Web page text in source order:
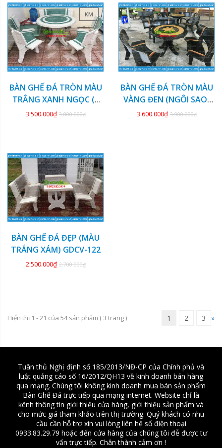
KM
BÀN GHẾ ĐÁ TRÒN MÀU
TRẮNG XANH NGỌC (3
GHẾ) GDCV-124
3.500.000₫ 3.800.000₫
KM
BÀN GHẾ ĐÁ TRÒN MÀU
VÀNG ĐEN (NGÔI SAO)
GDCV-123
3.600.000₫ 3.900.000₫
KM
BÀN GHẾ ĐÁ ĐẸP (MÀU
TRẮNG XÁM) GDCV-122
2.500.000₫ 2.700.000₫
Hiển thị 1 - 21 của 54sản phẩm (3 trang ) 1 2 3 »
Tuân thủ Nghị định số 185/2013/NĐ-CP của Chính phủ và
luật quảng cáo số 16/2012/QH13 về kinh doanh bán hàng
qua mạng. Chúng tôi không kinh doanh mua bán sản phẩm
Bàn Ghế Đá trực tiếp qua mạng internet. Website chỉ là
kênh thông tin giới thiệu cửa hàng, giới thiệu sản phẩm và
cho mức giá tham khảo trên thị trường. Quý khách có nhu
cầu cần hỗ trợ xin vui lòng liên hệ số điện thoại
0933.83.29.79 hoặc đến cửa hàng của chúng tôi đễ được tư
vấn trực tiếp. Chân thành cảm ơn !